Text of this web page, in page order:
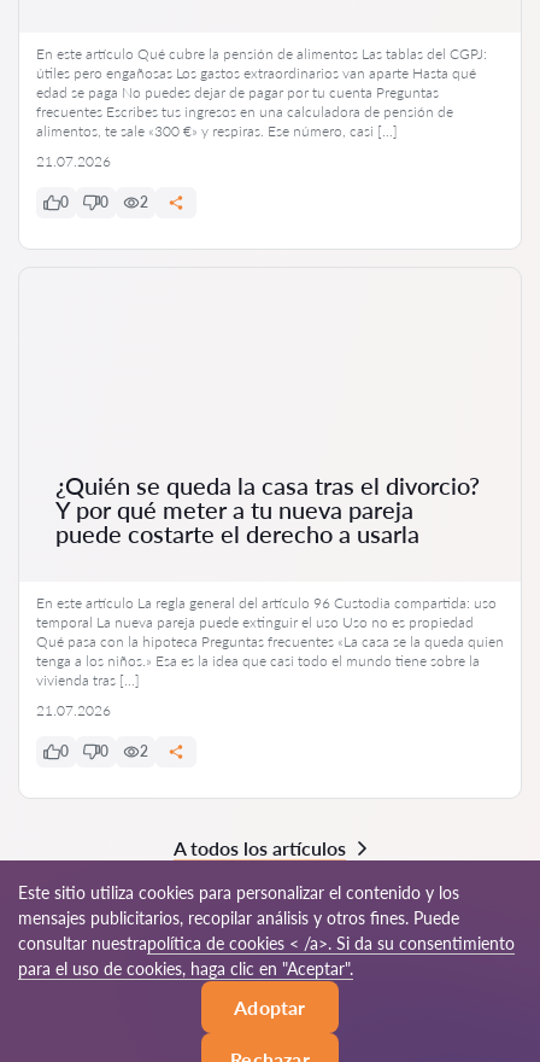
En este artículo Qué cubre la pensión de alimentos Las tablas del CGPJ:
útiles pero engañosas Los gastos extraordinarios van aparte Hasta qué
edad se paga No puedes dejar de pagar por tu cuenta Preguntas
frecuentes Escribes tus ingresos en una calculadora de pensión de
alimentos, te sale «300 €» y respiras. Ese número, casi […]
21.07.2026
0 0 2
¿Quién se queda la casa tras el divorcio?
Y por qué meter a tu nueva pareja
puede costarte el derecho a usarla
En este artículo La regla general del artículo 96 Custodia compartida: uso
temporal La nueva pareja puede extinguir el uso Uso no es propiedad
Qué pasa con la hipoteca Preguntas frecuentes «La casa se la queda quien
tenga a los niños.» Esa es la idea que casi todo el mundo tiene sobre la
vivienda tras […]
21.07.2026
0 0 2
A todos los artículos
© 2026 Abogados24-es.com
Mapa del sitio
Este sitio utiliza cookies para personalizar el contenido y los
mensajes publicitarios, recopilar análisis y otros fines. Puede
consultar nuestrapolítica de cookies < /a>. Si da su consentimiento
para el uso de cookies, haga clic en "Aceptar".
Adoptar